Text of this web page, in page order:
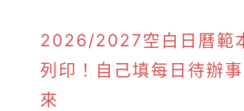
2026/2027空白日曆範
列印！自己填每日待辦
來